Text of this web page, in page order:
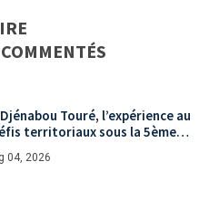
Touré, l’expérience au
territoriaux sous la 5ème
04, 2026